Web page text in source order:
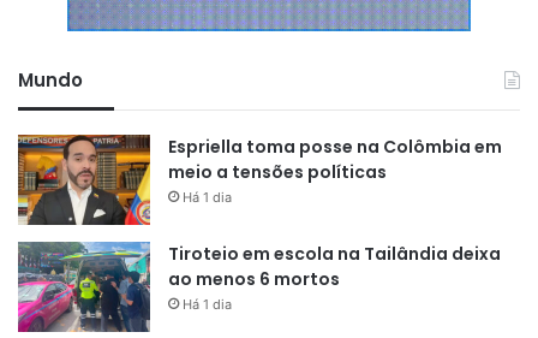
Mundo
Espriella toma posse na Colômbia em
meio a tensões políticas
Há 1 dia
Tiroteio em escola na Tailândia deixa
ao menos 6 mortos
Há 1 dia